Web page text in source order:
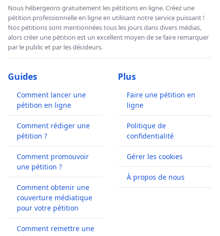
Nous hébergeons gratuitement les pétitions en ligne. Créez une
pétition professionnelle en ligne en utilisant notre service puissant !
Nos pétitions sont mentionnées tous les jours dans divers médias,
alors créer une pétition est un excellent moyen de se faire remarquer
par le public et par les décideurs.
Guides
Comment lancer une
pétition en ligne
Comment rédiger une
pétition ?
Comment promouvoir
une pétition ?
Comment obtenir une
couverture médiatique
pour votre pétition
Comment remettre une
Plus
Faire une pétition en
ligne
Politique de
confidentialité
Gérer les cookies
À propos de nous